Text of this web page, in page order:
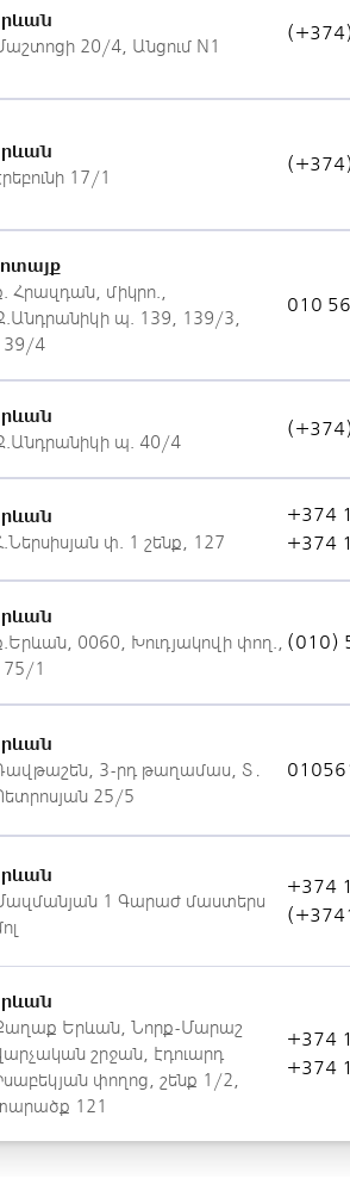
20/4, Անցում N1
17/1
Հրազդան, միկրո.,
պ. 139, 139/3,
4
010
պ. 40/4
փ. 1 շենք, 127
+374
+374
0060, Խուդյակովի փող.,
1
(010)
3-րդ թաղամաս, Տ․
25/5
1 Գարաժ մաստերս
+374
Երևան, Նորք-Մարաշ
շրջան, Էդուարդ
փողոց, շենք 1/2,
121
+374
+374